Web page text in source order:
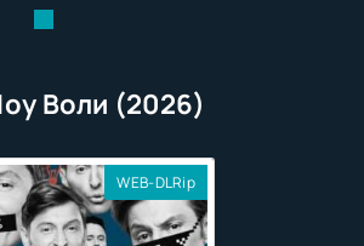
Воли (2026)
WEB-DLRip